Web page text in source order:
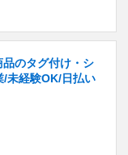
品のタグ付け・シ
/未経験OK/日払い